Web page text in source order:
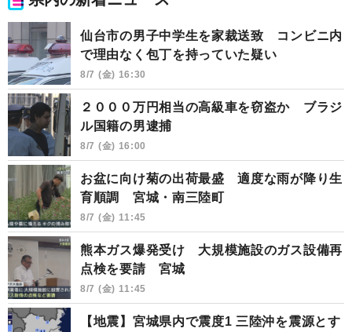
仙台市の男子中学生を家裁送致 コンビニ内
で理由なく包丁を持っていた疑い
8/7 (金) 16:30
２０００万円相当の高級車を窃盗か ブラジ
ル国籍の男逮捕
8/7 (金) 16:00
お盆に向け菊の出荷最盛 適度な雨が降り生
育順調 宮城・南三陸町
8/7 (金) 11:45
熊本ガス爆発受け 大規模施設のガス設備再
点検を要請 宮城
8/7 (金) 11:45
【地震】宮城県内で震度1 三陸沖を震源とす